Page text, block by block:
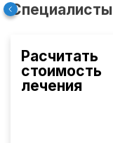
Специалисты
Расчитать
стоимость
лечения